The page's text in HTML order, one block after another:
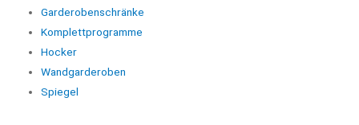
Garderobenschränke
Komplettprogramme
Hocker
Wandgarderoben
Spiegel